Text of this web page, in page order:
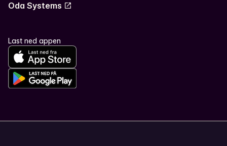
Oda Systems
Last ned appen